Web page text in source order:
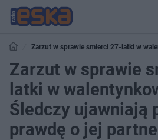
Zarzut w sprawie smierci 27-latki w
ujawniają przerażającą prawdę o jej partnerze
Zarzut w sprawie
latki w
Śledczy ujawniają
prawdę o jej